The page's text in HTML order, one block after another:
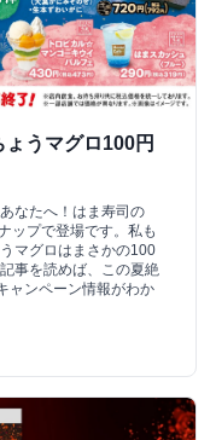
うマグロ100円
なたへ！はま寿司の
ップで登場です。私も
マグロはまさかの100
事を読めば、この夏絶
ャンペーン情報がわか